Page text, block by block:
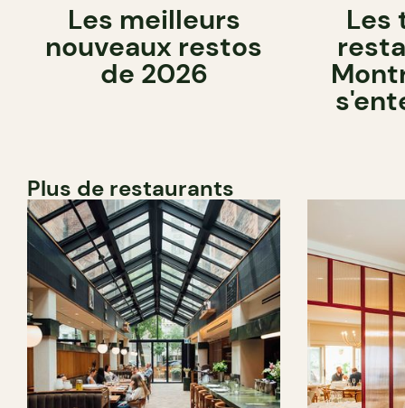
Les meilleurs
nouveaux restos
de 2026
Les
Plus de restaurants